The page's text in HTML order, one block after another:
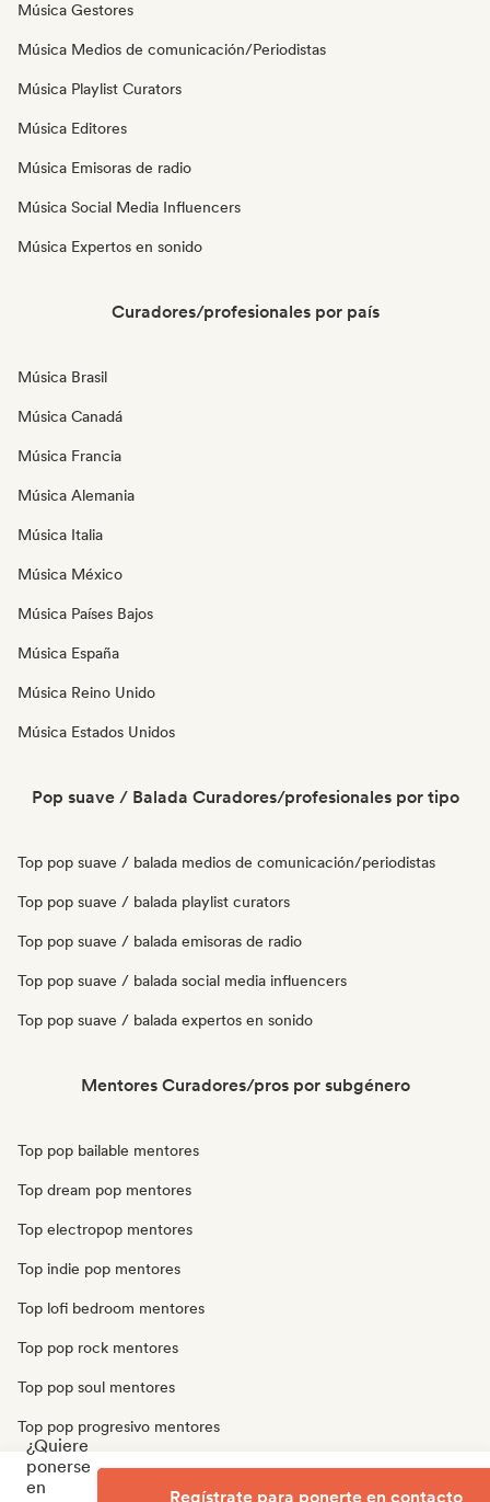
Música Gestores
Música Medios de comunicación/Periodistas
Música Playlist Curators
Música Editores
Música Emisoras de radio
Música Social Media Influencers
Música Expertos en sonido
Curadores/profesionales por país
Música Brasil
Música Canadá
Música Francia
Música Alemania
Música Italia
Música México
Música Países Bajos
Música España
Música Reino Unido
Música Estados Unidos
Pop suave / Balada Curadores/profesionales por tipo
Top pop suave / balada medios de comunicación/periodistas
Top pop suave / balada playlist curators
Top pop suave / balada emisoras de radio
Top pop suave / balada social media influencers
Top pop suave / balada expertos en sonido
Mentores Curadores/pros por subgénero
Top pop bailable mentores
Top dream pop mentores
Top electropop mentores
Top indie pop mentores
Top lofi bedroom mentores
Top pop rock mentores
Top pop soul mentores
Top pop progresivo mentores
Top pop psicodélico mentores
¿Quiere
ponerse
en
Regístrate para ponerte en contacto